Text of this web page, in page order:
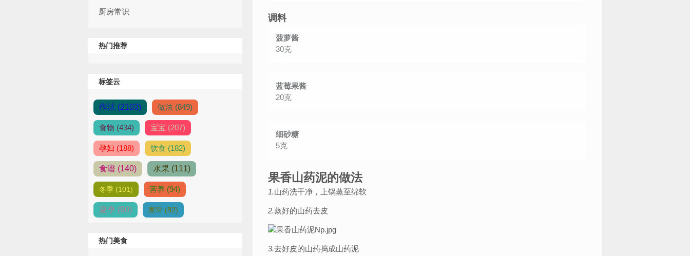
厨房常识
热门推荐
标签云
作法 (2103) 做法 (849)
食物 (434) 宝宝 (207)
孕妇 (188) 饮食 (182)
食谱 (140) 水果 (111)
冬季 (101) 营养 (94)
夏季 (90) 家常 (82)
热门美食
调料
菠萝酱
30克
蓝莓果酱
20克
细砂糖
5克
果香山药泥的做法
1.山药洗干净，上锅蒸至绵软
2.蒸好的山药去皮
3.去好皮的山药捣成山药泥